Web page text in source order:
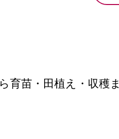
育苗・田植え・収穫